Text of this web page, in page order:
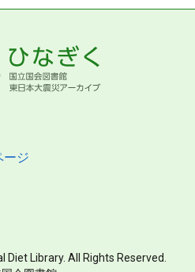
ージ
Library. All Rights Reserved.